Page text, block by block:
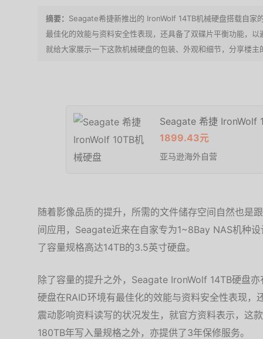
Seagate希捷新推出的 IronWolf 14TB机械硬盘搭载自家
最佳化的效能与资料安全性表现，还具备了双碟片平衡功能，
就给大家展示一下这款机械硬盘的包装、外观和细节，分享楼主
Seagate 希捷 IronWolf
1899.43元
亚马逊海外自营
随着影像品质的提升，所需的文件储存空间自然也是
间应用，Seagate近来在自家专为1~8Bay NAS机种
了容量规格高达14TB的3.5英寸硬盘。
除了容量的提升之外，Seagate IronWolf 14TB硬盘
硬盘在RAID环境有最佳化的效能与资料安全性表现，
震动影响资料读写的状况发生，就官方资料表示，这
180TB年写入量规格之外，亦提供了3年保修服务。